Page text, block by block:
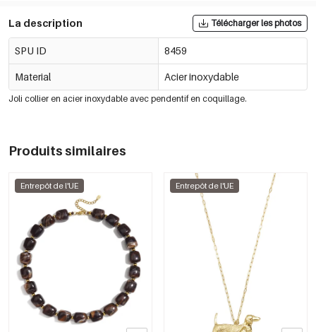
La description Télécharger les photos
SPU ID 8459
Material Acier inoxydable
Joli collier en acier inoxydable avec pendentif en coquillage.
Produits similaires
Entrepôt de l'UE Entrepôt de l'UE